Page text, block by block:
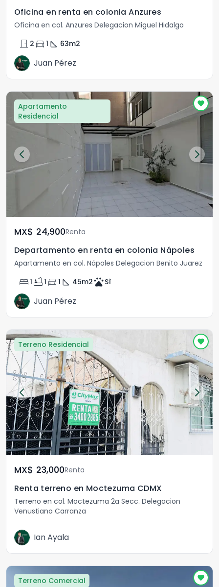
Oficina en renta en colonia Anzures
Oficina en col. Anzures Delegacion Miguel Hidalgo
door_front 2 directions_car 1 square_foot 63m2
Juan Pérez
Apartamento
Residencial
MX$	24,900Renta
Departamento en renta en colonia Nápoles
Apartamento en col. Nápoles Delegacion Benito Juarez
bed1 bathtub1 directions_car 1 square_foot 45m2petsSì
Juan Pérez
Terreno Residencial
MX$	23,000Renta
Renta terreno en Moctezuma CDMX
Terreno en col. Moctezuma 2a Secc. Delegacion
Venustiano Carranza
Ian Ayala
Terreno Comercial